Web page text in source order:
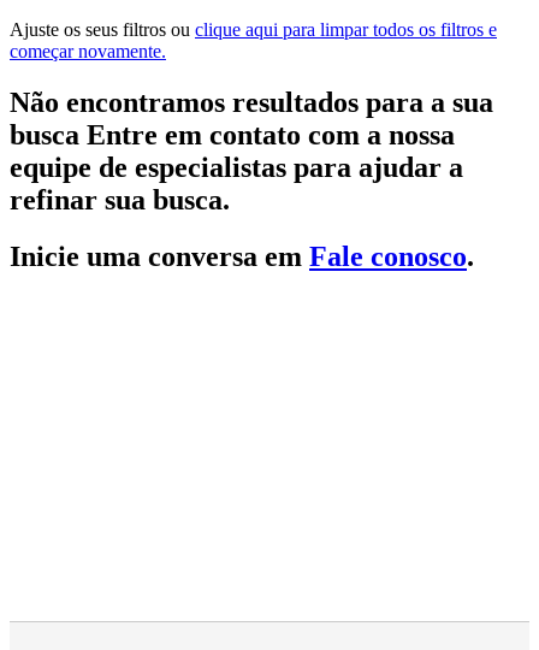
Ajuste os seus filtros ou clique aqui para limpar todos os filtros e
começar novamente.
Não encontramos resultados para a sua
busca Entre em contato com a nossa
equipe de especialistas para ajudar a
refinar sua busca.
Inicie uma conversa em Fale conosco.